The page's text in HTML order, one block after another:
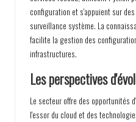
configuration et s'appuient sur
surveillance système. La
facilite la gestion des
infrastructures.
Les perspectives
Le secteur offre des opportunités
l'essor du cloud et des